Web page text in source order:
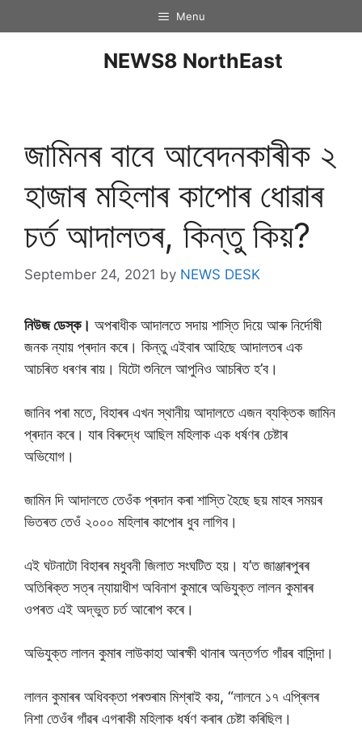
Menu
NEWS8 NorthEast
জামিনৰ বাবে আবেদনকাৰীক ২
হাজাৰ মহিলাৰ কাপোৰ ধোৱাৰ
চৰ্ত আদালতৰ, কিন্তু কিয়?
September 24, 2021 by NEWS DESK
নিউজ ডেস্ক। অপৰাধীক আদালতে সদায় শাস্তি দিয়ে আৰু নিৰ্দোষী
জনক ন্যায় প্ৰদান কৰে। কিন্তু এইবাৰ আহিছে আদালতৰ এক
আচৰিত ধৰণৰ ৰায়। যিটো শুনিলে আপুনিও আচৰিত হ’ব।
জানিব পৰা মতে, বিহাৰৰ এখন স্থানীয় আদালতে এজন ব্যক্তিক জামিন
প্ৰদান কৰে। যাৰ বিৰুদ্ধে আছিল মহিলাক এক ধৰ্ষণৰ চেষ্টাৰ
অভিযোগ।
জামিন দি আদালতে তেওঁক প্ৰদান কৰা শাস্তি হৈছে ছয় মাহৰ সময়ৰ
ভিতৰত তেওঁ ২০০০ মহিলাৰ কাপোৰ ধুব লাগিব।
এই ঘটনাটো বিহাৰৰ মধুবনী জিলাত সংঘটিত হয়। য’ত জাঞ্জাৰপুৰৰ
অতিৰিক্ত সত্ৰ ন্যায়াধীশ অবিনাশ কুমাৰে অভিযুক্ত লালন কুমাৰৰ
ওপৰত এই অদ্ভুত চৰ্ত আৰোপ কৰে।
অভিযুক্ত লালন কুমাৰ লাউকাহা আৰক্ষী থানাৰ অন্তৰ্গত গাঁৱৰ বাসিন্দা।
লালন কুমাৰৰ অধিবক্তা পৰশুৰাম মিশ্ৰাই কয়, “লালনে ১৭ এপ্ৰিলৰ
নিশা তেওঁৰ গাঁৱৰ এগৰাকী মহিলাক ধৰ্ষণ কৰাৰ চেষ্টা কৰিছিল।